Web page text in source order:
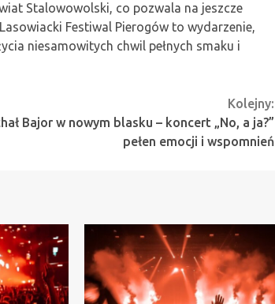
Stalowowolski, co pozwala na jeszcze
Festiwal Pierogów to wydarzenie,
niesamowitych chwil pełnych smaku i
Kolejny:
Bajor w nowym blasku – koncert „No, a ja?”
pełen emocji i wspomnień